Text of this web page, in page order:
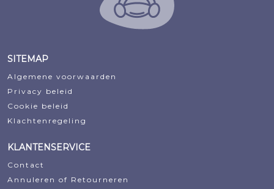
SITEMAP
Algemene voorwaarden
Privacy beleid
Cookie beleid
Klachtenregeling
KLANTENSERVICE
Contact
Annuleren of Retourneren